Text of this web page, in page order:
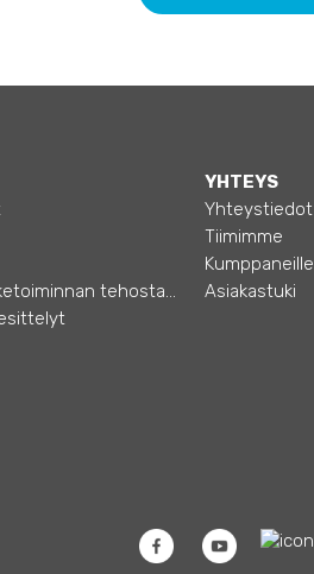
Opas – Liiketoiminnan tehostamiseen
YHTEYS
Yhteystiedot
Tiimimme
Kumppaneille
Asiakastuki